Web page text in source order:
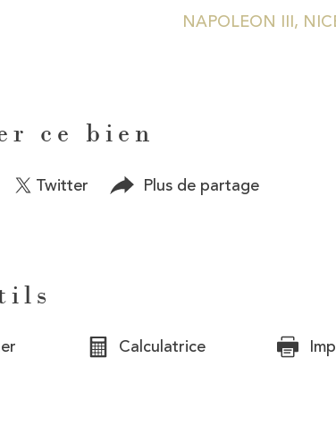
NAPOLEON III,
ce bien
Twitter Plus de partage
Calculatrice